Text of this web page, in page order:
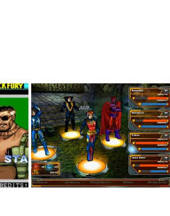
MARVEL VS CAPCOM》及
熟悉，但也有其他同類格鬥
》。《MSH》本身是
版，此作特點是收錄大量
IRON MAN、美國隊長、蜘